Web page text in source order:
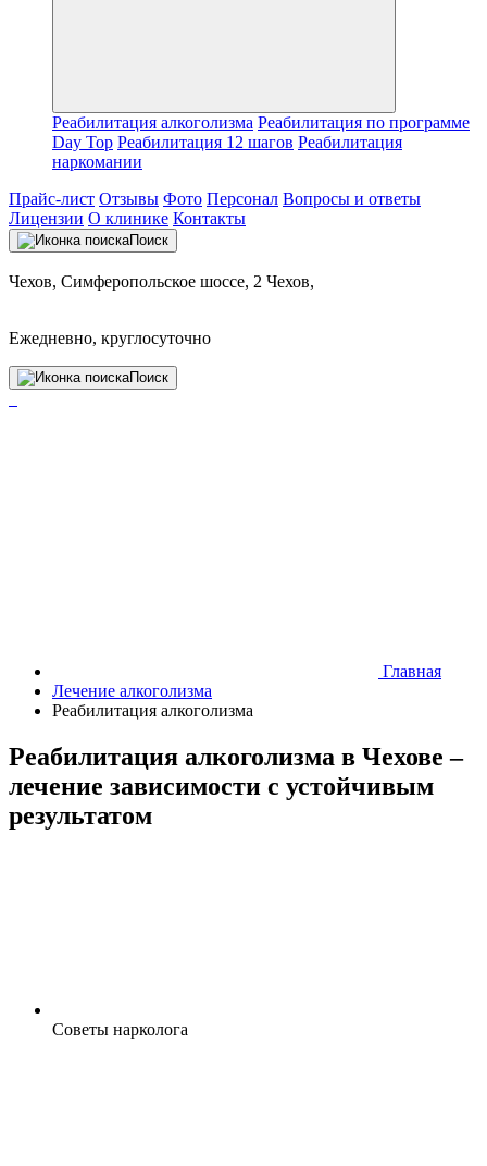
Реабилитация алкоголизма Реабилитация по программе
Day Top Реабилитация 12 шагов Реабилитация
наркомании
Прайс-лист Отзывы Фото Персонал Вопросы и ответы
Лицензии О клинике Контакты
Поиск
Чехов, Симферопольское шоссе, 2 Чехов,
Ежедневно, круглосуточно
Поиск
Главная
Лечение алкоголизма
Реабилитация алкоголизма
Реабилитация алкоголизма в Чехове –
лечение зависимости с устойчивым
результатом
Cоветы нарколога